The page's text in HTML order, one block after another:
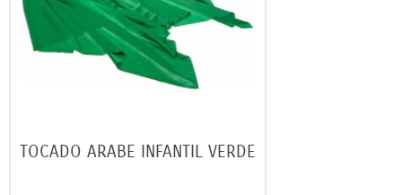
TOCADO ARABE INFANTIL VERDE